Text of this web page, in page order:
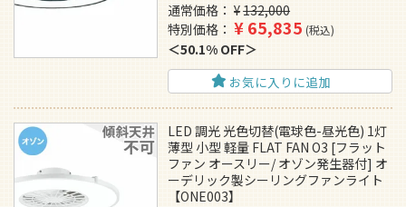
通常価格
¥132,000
特別価格
¥65,835 税込
50.1% OFF
お気に入りに追加
LED 調光 光色切替(電球色-昼光色) 1灯
薄型 小型 軽量 FLAT FAN O3 [フラット
ファン オースリー/ オゾン発生器付] オ
ーデリック製シーリングファンライト
【ONE003】